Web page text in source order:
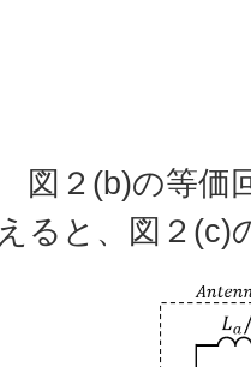
図２(b)の等価
えると、図２(c)